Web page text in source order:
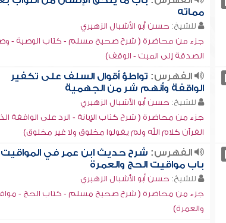
مماته
للشيخ: حسن أبو الأشبال الزهيري
جزء من محاضرة ( شرح صحيح مسلم - كتاب الوصية -
الصدقة إلى الميت - الوقف)
الفهرس: تواطؤ أقوال السلف على تكفير
الواقفة وأنهم شر من الجهمية
للشيخ: حسن أبو الأشبال الزهيري
جزء من محاضرة ( شرح كتاب الإبانة - الرد على الواقفة
القرآن كلام الله ولم يقولوا مخلوق ولا غير مخلوق)
الفهرس: شرح حديث ابن عمر في
باب مواقيت الحج والعمرة
للشيخ: حسن أبو الأشبال الزهيري
جزء من محاضرة ( شرح صحيح مسلم - كتاب الحج -
والعمرة)